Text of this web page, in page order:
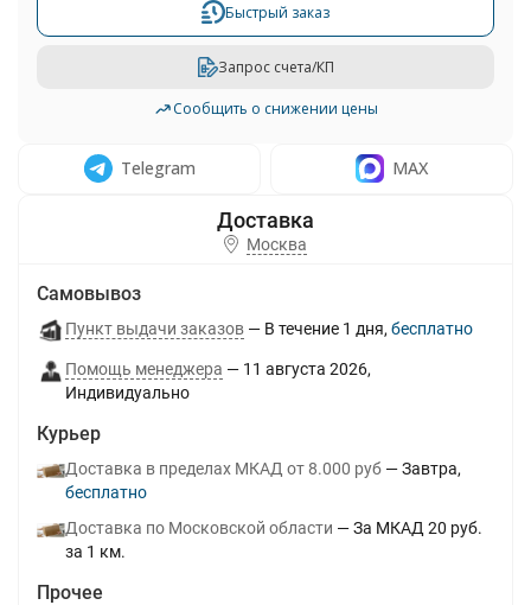
Быстрый заказ
Запрос счета/КП
Сообщить о снижении цены
Telegram MAX
Москва
Самовывоз
Пункт выдачи заказов В течение 1 дня Бесплатно
Помощь менеджера
11 августа 2026
Индивидуально
Курьер
Доставка в пределах МКАД от 8.000 руб
Завтра
Бесплатно
Доставка по Московской области
За МКАД 20 руб.
за 1 км.
Прочее